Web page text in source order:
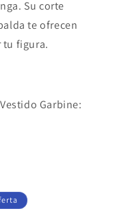
Su corte
te ofrecen
tu figura.
Garbine: